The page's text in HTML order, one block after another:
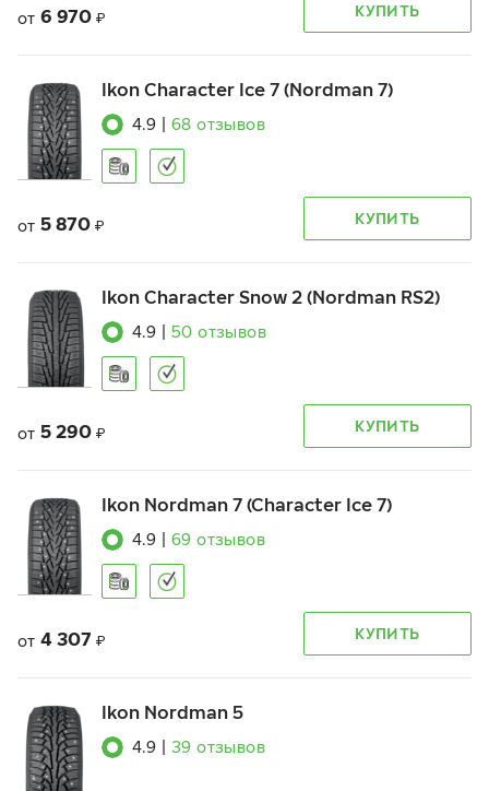
от 6 970 ₽ КУПИТЬ
Ikon Character Ice 7 (Nordman 7)
4.9 68 отзывов
от 5 870 ₽ КУПИТЬ
Ikon Character Snow 2 (Nordman RS2)
4.9 50 отзывов
от 5 290 ₽ КУПИТЬ
Ikon Nordman 7 (Character Ice 7)
4.9 69 отзывов
от 4 307 ₽ КУПИТЬ
Ikon Nordman 5
4.9 39 отзывов